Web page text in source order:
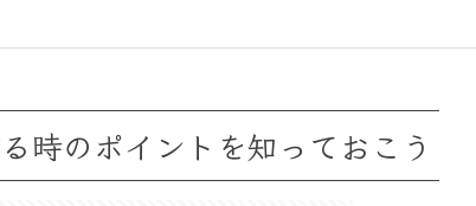
時のポイントを知っておこう